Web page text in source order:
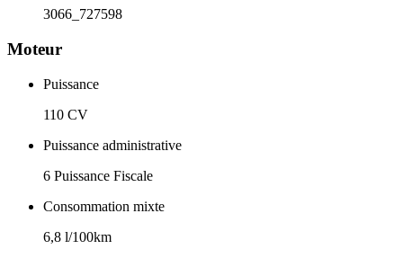
3066_727598
Moteur
Puissance
110 CV
Puissance administrative
6 Puissance Fiscale
Consommation mixte
6,8 l/100km